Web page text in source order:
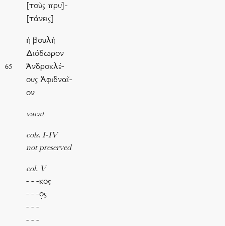
[τοὺς πρυ]-
[τάνεις]
ἡ βουλὴ
Διόδωρον
65
Ἀνδροκλέ-
ους Ἀφιδναῖ-
ον
vacat
cols. I-IV
not preserved
col. V
- - -κος
- - -ο̣ς
- - -
- - -